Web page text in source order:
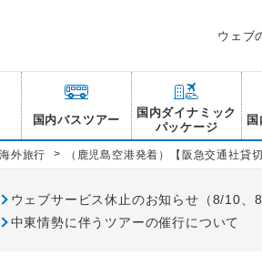
ウェブ
国内バスツアー
国内ダイナミック
パッケージ
国
海外旅行 > （鹿児島空港発着）【阪急交通社
ウェブサービス休止のお知らせ（8/10、
中東情勢に伴うツアーの催行について